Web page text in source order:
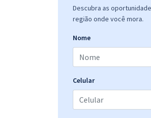
Descubra as
região onde você mora.
Nome
Celular